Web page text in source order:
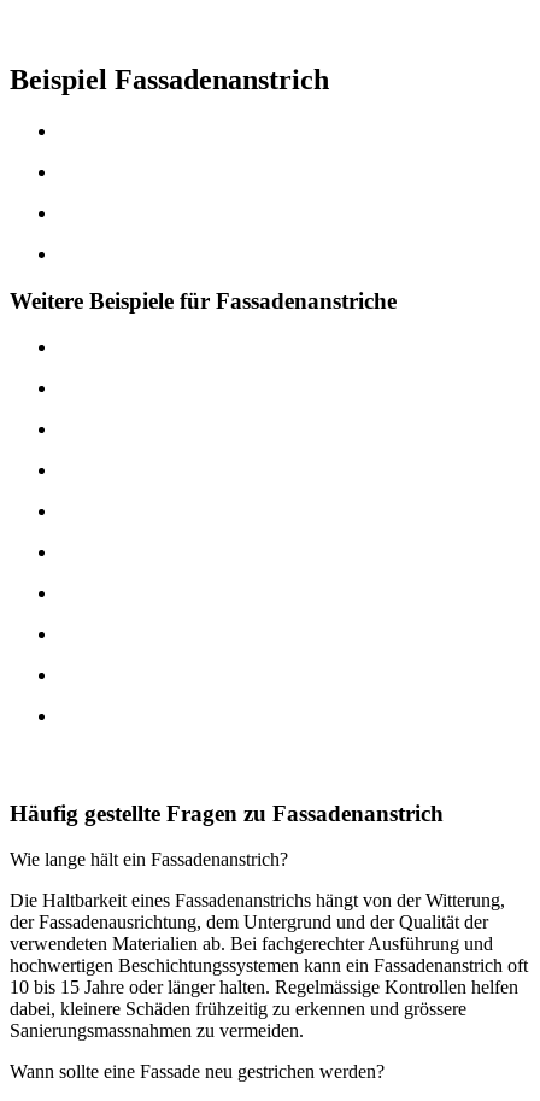
Beispiel Fassadenanstrich
Weitere Beispiele für Fassadenanstriche
Häufig gestellte Fragen zu Fassadenanstrich
Wie lange hält ein Fassadenanstrich?
Die Haltbarkeit eines Fassadenanstrichs hängt von der Witterung,
der Fassadenausrichtung, dem Untergrund und der Qualität der
verwendeten Materialien ab. Bei fachgerechter Ausführung und
hochwertigen Beschichtungssystemen kann ein Fassadenanstrich oft
10 bis 15 Jahre oder länger halten. Regelmässige Kontrollen helfen
dabei, kleinere Schäden frühzeitig zu erkennen und grössere
Sanierungsmassnahmen zu vermeiden.
Wann sollte eine Fassade neu gestrichen werden?